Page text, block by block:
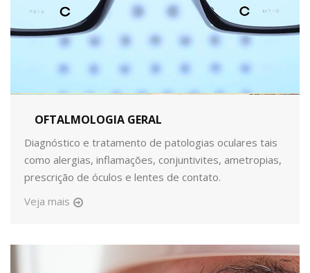
OFTALMOLOGIA GERAL
Diagnóstico e tratamento de patologias oculares tais
como alergias, inflamações, conjuntivites, ametropias,
prescrição de óculos e lentes de contato.
Veja mais